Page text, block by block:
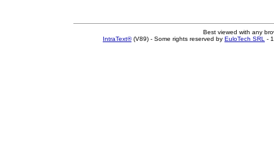
Best viewed with any
IntraText®(V89) - Some rights reserved by EuloTech SRL -